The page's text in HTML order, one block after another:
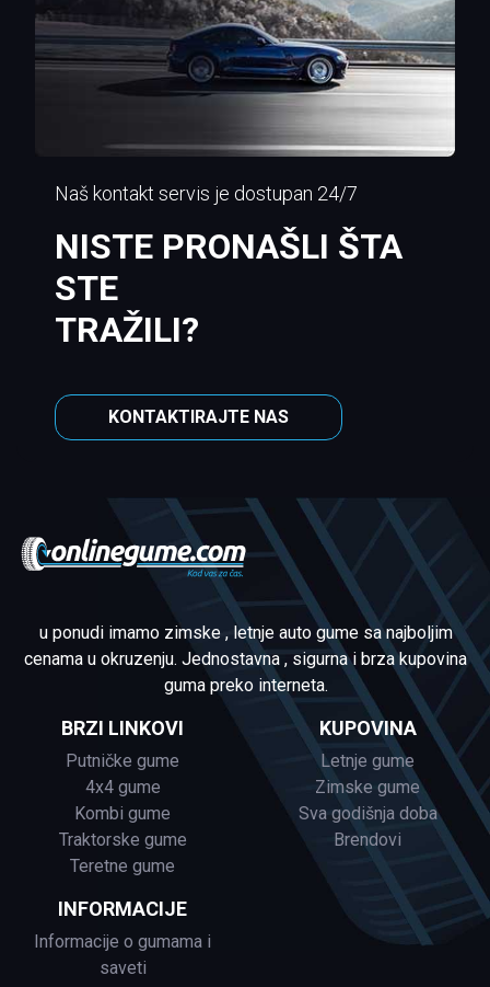
Naš kontakt servis je dostupan 24/7
NISTE PRONAŠLI ŠTA
STE
TRAŽILI?
KONTAKTIRAJTE NAS
u ponudi imamo zimske , letnje auto gume sa najboljim
cenama u okruzenju. Jednostavna , sigurna i brza kupovina
guma preko interneta.
BRZI LINKOVI
Putničke gume
4x4 gume
Kombi gume
Traktorske gume
Teretne gume
KUPOVINA
Letnje gume
Zimske gume
Sva godišnja doba
Brendovi
INFORMACIJE
Informacije o gumama i
saveti